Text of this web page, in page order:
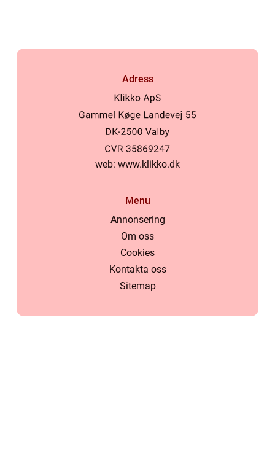
Adress
web: www.klikko.dk
Menu
Annonsering
Om oss
Cookies
Kontakta oss
Sitemap